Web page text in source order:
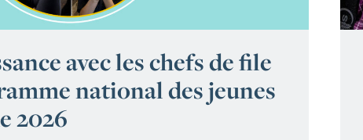
avec les chefs de file
national des jeunes
2026